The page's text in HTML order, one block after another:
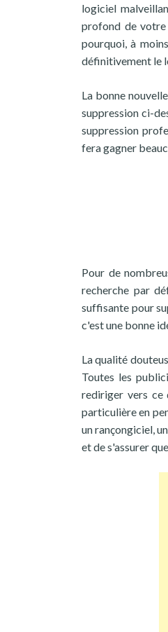
logiciel
profond de
pourquoi, à
définitivement le
La bonne
suppression ci-
suppression
fera gagner
Pour de
recherche par
suffisante pour
c'est une bonne
La qualité
Toutes les
rediriger vers ce
particulière en
un rançongiciel,
et de s'assurer